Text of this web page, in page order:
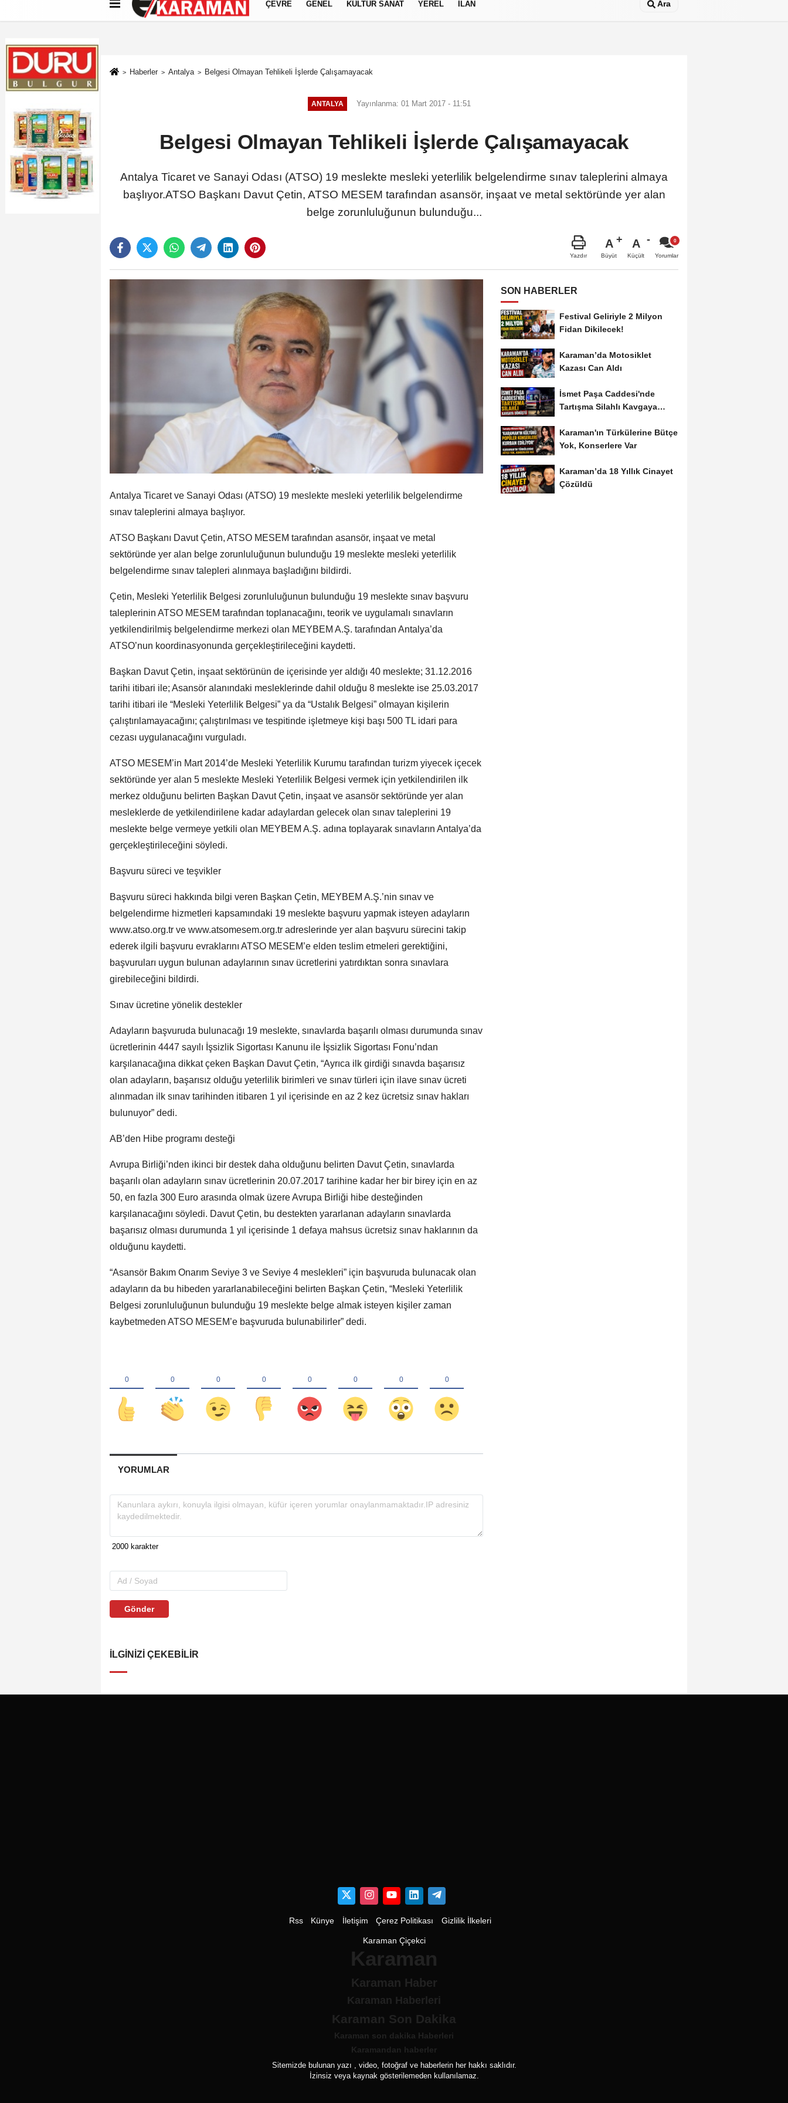
Künye İletişim Çerez Politikası Gizlilik İlkeleri
ÇEVRE GENEL KÜLTÜR SANAT YEREL İLAN Ara
Haberler Antalya Belgesi Olmayan Tehlikeli İşlerde Çalışamayacak
ANTALYA Yayınlanma: 01 Mart 2017 - 11:51
Belgesi Olmayan Tehlikeli İşlerde Çalışamayacak
Antalya Ticaret ve Sanayi Odası (ATSO) 19 meslekte mesleki yeterlilik belgelendirme sınav taleplerini almaya
başlıyor.ATSO Başkanı Davut Çetin, ATSO MESEM tarafından asansör, inşaat ve metal sektöründe yer alan
belge zorunluluğunun bulunduğu...
Yazdır
A
Büyüt
A
Küçült Yorumlar
Antalya Ticaret ve Sanayi Odası (ATSO) 19 meslekte mesleki yeterlilik belgelendirme
sınav taleplerini almaya başlıyor.
ATSO Başkanı Davut Çetin, ATSO MESEM tarafından asansör, inşaat ve metal
sektöründe yer alan belge zorunluluğunun bulunduğu 19 meslekte mesleki yeterlilik
belgelendirme sınav talepleri alınmaya başladığını bildirdi.
Çetin, Mesleki Yeterlilik Belgesi zorunluluğunun bulunduğu 19 meslekte sınav başvuru
taleplerinin ATSO MESEM tarafından toplanacağını, teorik ve uygulamalı sınavların
yetkilendirilmiş belgelendirme merkezi olan MEYBEM A.Ş. tarafından Antalya’da
ATSO’nun koordinasyonunda gerçekleştirileceğini kaydetti.
Başkan Davut Çetin, inşaat sektörünün de içerisinde yer aldığı 40 meslekte; 31.12.2016
tarihi itibari ile; Asansör alanındaki mesleklerinde dahil olduğu 8 meslekte ise 25.03.2017
tarihi itibari ile “Mesleki Yeterlilik Belgesi” ya da “Ustalık Belgesi” olmayan kişilerin
çalıştırılamayacağını; çalıştırılması ve tespitinde işletmeye kişi başı 500 TL idari para
cezası uygulanacağını vurguladı.
ATSO MESEM’in Mart 2014’de Mesleki Yeterlilik Kurumu tarafından turizm yiyecek içecek
sektöründe yer alan 5 meslekte Mesleki Yeterlilik Belgesi vermek için yetkilendirilen ilk
merkez olduğunu belirten Başkan Davut Çetin, inşaat ve asansör sektöründe yer alan
mesleklerde de yetkilendirilene kadar adaylardan gelecek olan sınav taleplerini 19
meslekte belge vermeye yetkili olan MEYBEM A.Ş. adına toplayarak sınavların Antalya’da
gerçekleştirileceğini söyledi.
Başvuru süreci ve teşvikler
Başvuru süreci hakkında bilgi veren Başkan Çetin, MEYBEM A.Ş.’nin sınav ve
belgelendirme hizmetleri kapsamındaki 19 meslekte başvuru yapmak isteyen adayların
www.atso.org.tr ve www.atsomesem.org.tr adreslerinde yer alan başvuru sürecini takip
ederek ilgili başvuru evraklarını ATSO MESEM’e elden teslim etmeleri gerektiğini,
başvuruları uygun bulunan adaylarının sınav ücretlerini yatırdıktan sonra sınavlara
girebileceğini bildirdi.
Sınav ücretine yönelik destekler
Adayların başvuruda bulunacağı 19 meslekte, sınavlarda başarılı olması durumunda sınav
ücretlerinin 4447 sayılı İşsizlik Sigortası Kanunu ile İşsizlik Sigortası Fonu’ndan
karşılanacağına dikkat çeken Başkan Davut Çetin, “Ayrıca ilk girdiği sınavda başarısız
olan adayların, başarısız olduğu yeterlilik birimleri ve sınav türleri için ilave sınav ücreti
alınmadan ilk sınav tarihinden itibaren 1 yıl içerisinde en az 2 kez ücretsiz sınav hakları
bulunuyor” dedi.
AB’den Hibe programı desteği
Avrupa Birliği’nden ikinci bir destek daha olduğunu belirten Davut Çetin, sınavlarda
başarılı olan adayların sınav ücretlerinin 20.07.2017 tarihine kadar her bir birey için en az
50, en fazla 300 Euro arasında olmak üzere Avrupa Birliği hibe desteğinden
karşılanacağını söyledi. Davut Çetin, bu destekten yararlanan adayların sınavlarda
başarısız olması durumunda 1 yıl içerisinde 1 defaya mahsus ücretsiz sınav haklarının da
olduğunu kaydetti.
“Asansör Bakım Onarım Seviye 3 ve Seviye 4 meslekleri” için başvuruda bulunacak olan
adayların da bu hibeden yararlanabileceğini belirten Başkan Çetin, “Mesleki Yeterlilik
Belgesi zorunluluğunun bulunduğu 19 meslekte belge almak isteyen kişiler zaman
kaybetmeden ATSO MESEM’e başvuruda bulunabilirler” dedi.
YORUMLAR
Gönder
İLGINIZI ÇEKEBILIR
SON HABERLER
Festival Geliriyle 2 Milyon
Fidan Dikilecek!
Karaman’da Motosiklet
Kazası Can Aldı
İsmet Paşa Caddesi'nde
Tartışma Silahlı Kavgaya
Karaman'ın Türkülerine Bütçe
Yok, Konserlere Var
Karaman’da 18 Yıllık Cinayet
Çözüldü
Rss Künye İletişim Çerez Politikası Gizlilik İlkeleri
Karaman Çiçekci
Karaman
Karaman Haber
Karaman Haberleri
Karaman Son Dakika
Karaman son dakika Haberleri
Karamandan haberler
Sitemizde bulunan yazı , video, fotoğraf ve haberlerin her hakkı saklıdır.
İzinsiz veya kaynak gösterilemeden kullanılamaz.